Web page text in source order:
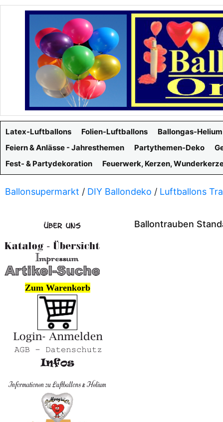
Latex-Luftballons Folien-Luftballons Ballongas-Helium
Feiern & Anlässe - Jahresthemen
Partythemen-Deko
Fest- & Partydekoration
Feuerwerk, Kerzen,
Ballonsupermarkt / DIY Ballondeko / Luftballons
Ballontrauben
Zum Warenkorb